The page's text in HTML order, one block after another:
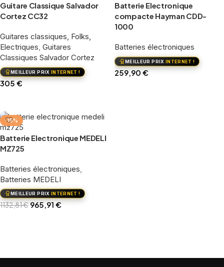
Guitare Classique Salvador
Cortez CC32
Guitares classiques, Folks,
Electriques, Guitares
Classiques Salvador Cortez
MEILLEUR PRIX INTERNET !
305€
Batterie Electronique
compacte Hayman CDD-
1000
Batteries électroniques
MEILLEUR PRIX INTERNET !
259,90€
-15%
Batterie Electronique MEDELI
MZ725
Batteries électroniques,
Batteries MEDELI
MEILLEUR PRIX INTERNET !
1132,81€ 965,91 €